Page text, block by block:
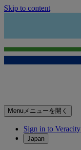
Skip to content
Menuメニューを開く
Sign in to Veracity
Japan